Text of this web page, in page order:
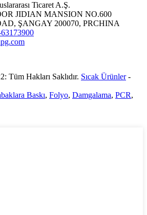
Ticaret A.Ş.
JIDIAN MANSION NO.600
ŞANGAY 200070, PRCHINA
Tüm Hakları Saklıdır. Sıcak Ürünler-
Baskı, Folyo, Damgalama, PCR,